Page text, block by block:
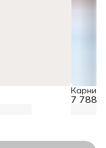
7 788 ₽
Карниз